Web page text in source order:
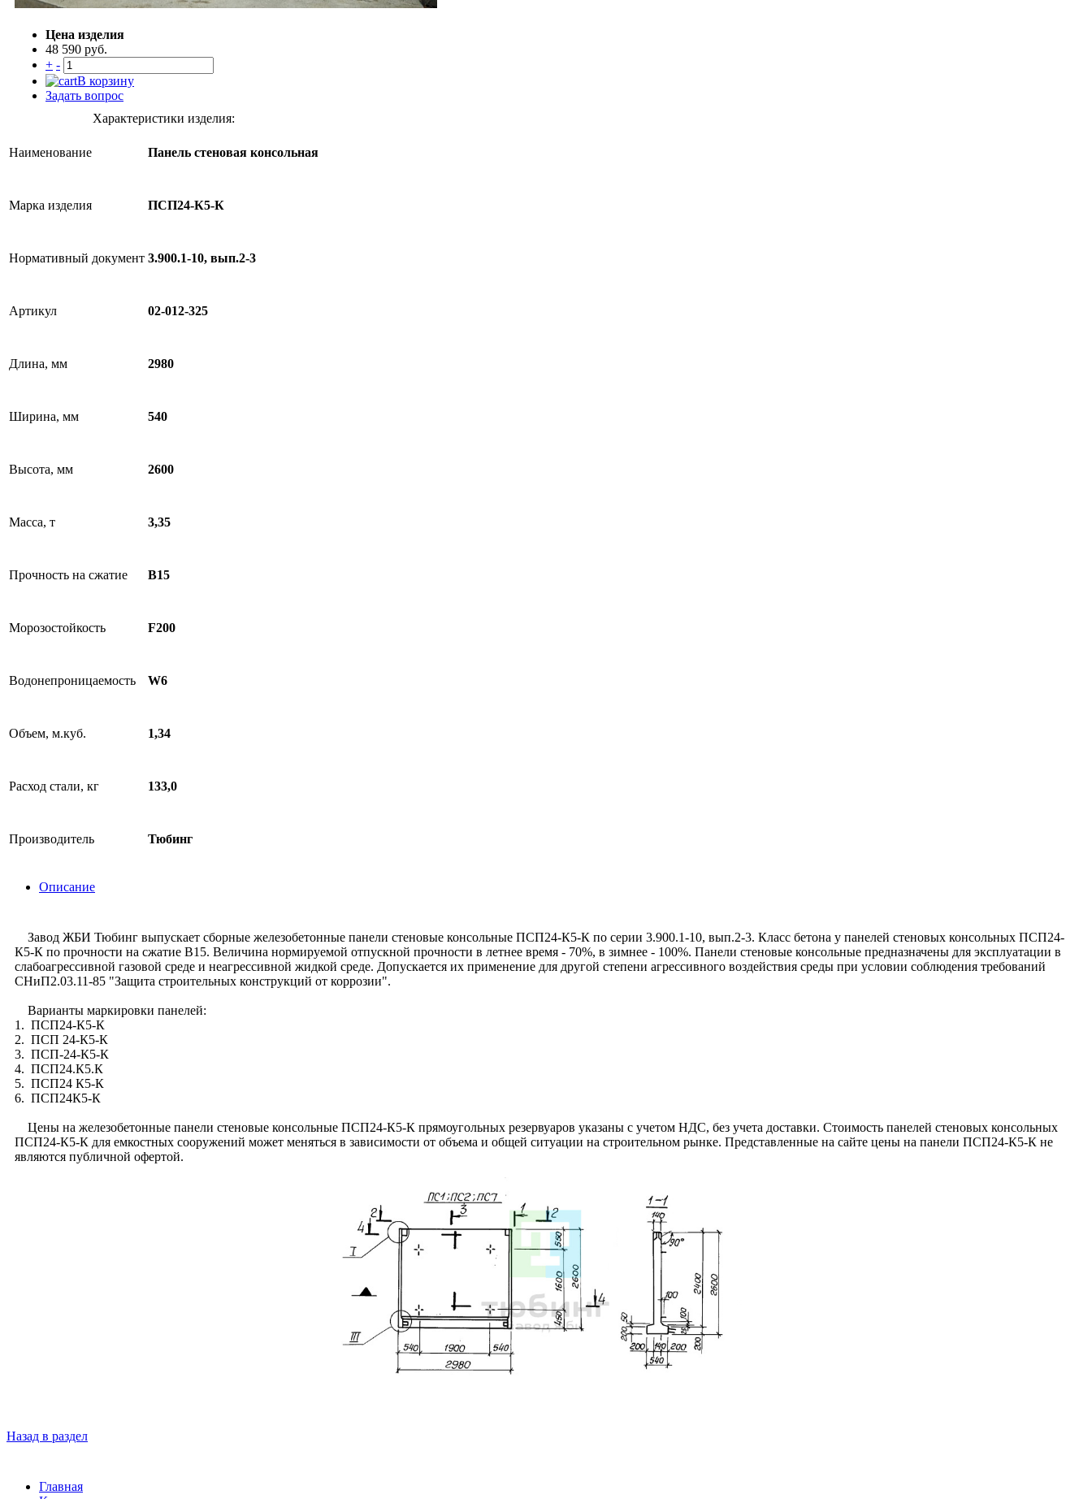
Цена изделия
48 590 руб.
+ -
В корзину
Задать вопрос
Характеристики изделия:
Наименование Панель стеновая консольная
Марка изделия ПСП24-К5-К
Нормативный документ 3.900.1-10, вып.2-3
Артикул 02-012-325
Длина, мм 2980
Ширина, мм 540
Высота, мм 2600
Масса, т 3,35
Прочность на сжатие B15
Морозостойкость F200
Водонепроницаемость W6
Объем, м.куб. 1,34
Расход стали, кг 133,0
Производитель Тюбинг
Описание
Завод ЖБИ Тюбинг выпускает сборные железобетонные панели стеновые консольные ПСП24-К5-К по серии 3.900.1-10, вып.2-3. Класс бетона у панелей стеновых консольных ПСП24-
К5-К по прочности на сжатие В15. Величина нормируемой отпускной прочности в летнее время - 70%, в зимнее - 100%. Панели стеновые консольные предназначены для эксплуатации в
слабоагрессивной газовой среде и неагрессивной жидкой среде. Допускается их применение для другой степени агрессивного воздействия среды при условии соблюдения требований
СНиП2.03.11-85 "Защита строительных конструкций от коррозии".
Варианты маркировки панелей:
1. ПСП24-К5-К
2. ПСП 24-К5-К
3. ПСП-24-К5-К
4. ПСП24.К5.К
5. ПСП24 К5-К
6. ПСП24К5-К
Цены на железобетонные панели стеновые консольные ПСП24-К5-К прямоугольных резервуаров указаны с учетом НДС, без учета доставки. Стоимость панелей стеновых консольных
ПСП24-К5-К для емкостных сооружений может меняться в зависимости от объема и общей ситуации на строительном рынке. Представленные на сайте цены на панели ПСП24-К5-К не
являются публичной офертой.
Назад в раздел
Главная